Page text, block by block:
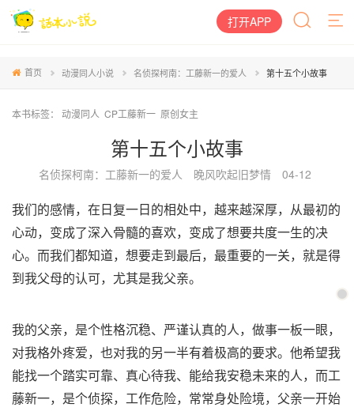
打开APP
首页 动漫同人小说 名侦探柯南：工藤新一的爱人 第十五个小故事
本书标签： 动漫同人 CP工藤新一 原创女主
第十五个小故事
名侦探柯南：工藤新一的爱人 晚风吹起旧梦情 04-12
我们的感情，在日复一日的相处中，越来越深厚，从最初的
心动，变成了深入骨髓的喜欢，变成了想要共度一生的决
心。而我们都知道，想要走到最后，最重要的一关，就是得
到我父母的认可，尤其是我父亲。
我的父亲，是个性格沉稳、严谨认真的人，做事一板一眼，
对我格外疼爱，也对我的另一半有着极高的要求。他希望我
能找一个踏实可靠、真心待我、能给我安稳未来的人，而工
藤新一，是个侦探，工作危险，常常身处险境，父亲一开始